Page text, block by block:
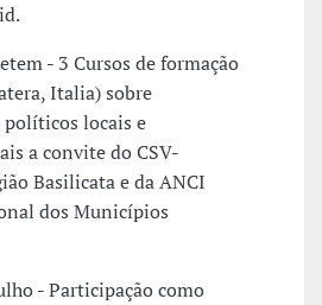
- 3 Cursos de formação
Italia) sobre
locais e
a convite do CSV-
Basilicata e da ANCI
dos Municípios
- Participação como